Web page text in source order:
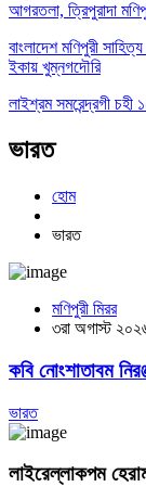
আগরতলা, ত্রিপুরাদা
বাংলাদেশ মণিপুরী
ইকায় খুম্নগদৌরি
লাইশ্রম সমরেন্দ্রগী
ভারত
হোম
ভারত
মণিপুরী মিরর
৩রা অগাস্ট
কবি নোংশাতাবম
ভারত
লাইরেল্লাকপম